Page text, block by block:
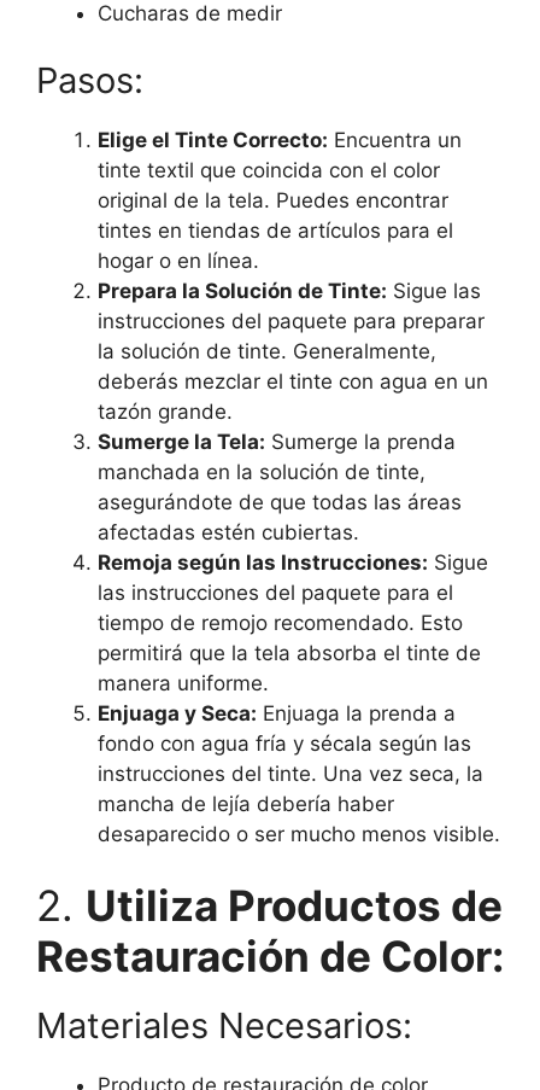
Cucharas de medir
Pasos:
Elige el Tinte Correcto: Encuentra un
tinte textil que coincida con el color
original de la tela. Puedes encontrar
tintes en tiendas de artículos para el
hogar o en línea.
Prepara la Solución de Tinte: Sigue las
instrucciones del paquete para preparar
la solución de tinte. Generalmente,
deberás mezclar el tinte con agua en un
tazón grande.
Sumerge la Tela: Sumerge la prenda
manchada en la solución de tinte,
asegurándote de que todas las áreas
afectadas estén cubiertas.
Remoja según las Instrucciones: Sigue
las instrucciones del paquete para el
tiempo de remojo recomendado. Esto
permitirá que la tela absorba el tinte de
manera uniforme.
Enjuaga y Seca: Enjuaga la prenda a
fondo con agua fría y sécala según las
instrucciones del tinte. Una vez seca, la
mancha de lejía debería haber
desaparecido o ser mucho menos visible.
2. Utiliza Productos de
Restauración de Color:
Materiales Necesarios: